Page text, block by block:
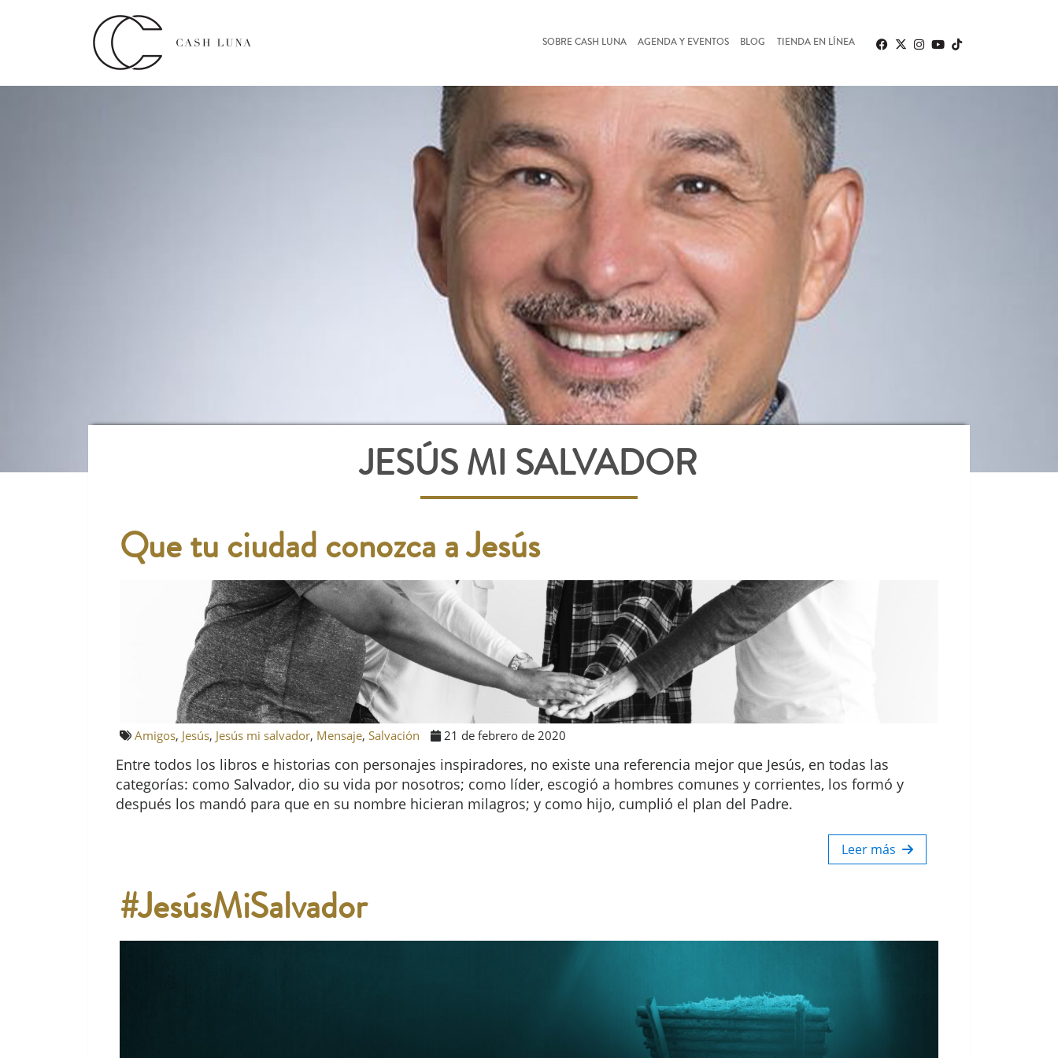
SOBRE CASH LUNA AGENDA Y EVENTOS BLOG TIENDA EN LÍNEA
JESÚS MI SALVADOR
Que tu ciudad conozca a Jesús
Amigos, Jesús, Jesús mi salvador, Mensaje, Salvación 21 de febrero de 2020
Entre todos los libros e historias con personajes inspiradores, no existe una referencia mejor que Jesús, en todas las
categorías: como Salvador, dio su vida por nosotros; como líder, escogió a hombres comunes y corrientes, los formó y
después los mandó para que en su nombre hicieran milagros; y como hijo, cumplió el plan del Padre.
Leer más
#JesúsMiSalvador